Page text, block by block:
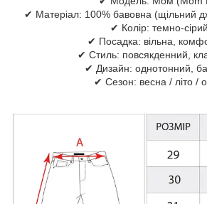
✔ Матеріал: 100% бавовна (щільний
✔ Колір: темно-сірий
✔ Посадка: вільна,
✔ Стиль: повсякденний,
✔ Дизайн: однотонний,
✔ Сезон: весна / літо /